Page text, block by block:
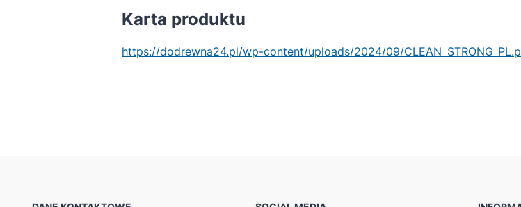
Karta produktu
https://dodrewna24.pl/wp-content/uploads/2024/09/